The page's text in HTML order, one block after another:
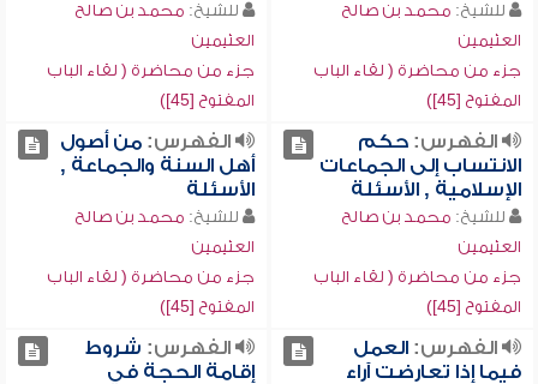
للشيخ: محمد بن صالح
العثيمين
جزء من محاضرة ( لقاء الباب
المفتوح [45])
للشيخ: محمد بن صالح
العثيمين
جزء من محاضرة ( لقاء الباب
المفتوح [45])
الفهرس:حكم
الانتساب إلى الجماعات
الإسلامية , الأسئلة
للشيخ: محمد بن صالح
العثيمين
جزء من محاضرة ( لقاء الباب
المفتوح [45])
الفهرس:من أصول
أهل السنة والجماعة ,
الأسئلة
للشيخ: محمد بن صالح
العثيمين
جزء من محاضرة ( لقاء الباب
المفتوح [45])
الفهرس:العمل
فيما إذا تعارضت آراء
الفهرس: شروط
إقامة الحجة في